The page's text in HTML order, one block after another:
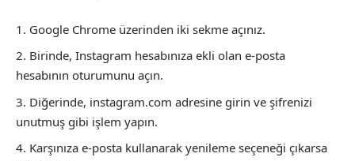
Google Chrome üzerinden iki sekme açınız.
Birinde, Instagram hesabınıza ekli olan e-posta
hesabının oturumunu açın.
Diğerinde, instagram.com adresine girin ve şifrenizi
unutmuş gibi işlem yapın.
Karşınıza e-posta kullanarak yenileme seçeneği çıkarsa